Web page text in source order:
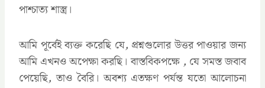
পাশ্চাত্য শাস্ত্র।
আমি পূর্বেই ব্যক্ত করেছি যে, প্রশ্নগুলোর উত্তর পাওয়ার জন্য
আমি এখনও অপেক্ষা করছি। বাস্তবিকপক্ষে , যে সমস্ত জবাব
পেয়েছি,তাও বৈরি। অবশ্য এতক্ষণ পর্যন্ত যতো আলোচনা